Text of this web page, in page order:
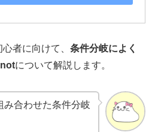
者に向けて、 条件分岐によく
について解説します。
合わせた条件分岐